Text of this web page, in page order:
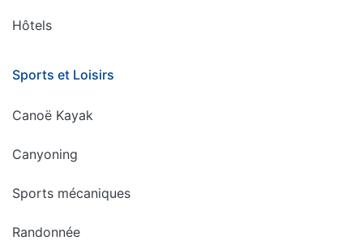
Hôtels
Sports et Loisirs
Canoë Kayak
Canyoning
Sports mécaniques
Randonnée